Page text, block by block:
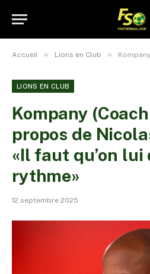
Accueil » Lions en Club » Kompany (Coach
LIONS EN CLUB
Kompany
propos de
«Il faut qu’on lui
rythme»
12 septembre 2025